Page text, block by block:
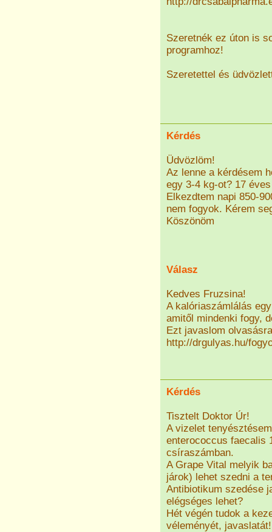
Szeretnék ez úton is
programhoz!
Szeretettel és
Kérdés
Üdvözlöm!
Az lenne a kérdésem
egy 3-4 kg-ot? 17
Elkezdtem napi 850-
nem fogyok. Kérem
Köszönöm
Válasz
Kedves Fruzsina!
A kalóriaszámlálás
amitől mindenki fogy,
Ezt javaslom
http://drgulyas.hu/
Kérdés
Tisztelt Doktor Úr!
A vizelet
enterococcus faecalis
csíraszámban.
A Grape Vital melyik
járok) lehet szedni a
Antibiotikum szedése
elégséges lehet?
Hét végén tudok a
véleményét, javaslatát!